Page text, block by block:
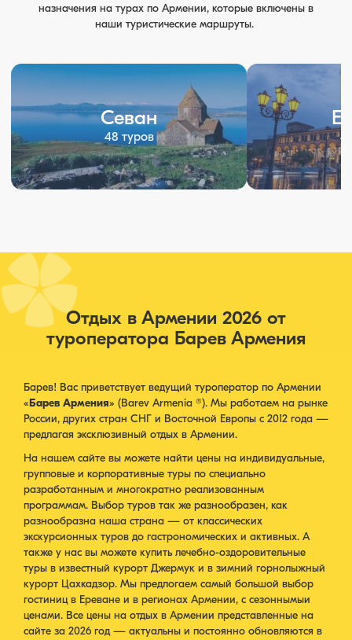
назначения на турах по Армении, которые включены в
наши туристические маршруты.
Севан
48 туров
Отдых в Армении 2026 от
туроператора Барев Армения
Барев! Вас приветствует ведущий туроператор по Армении
«Барев Армения» (Barev Armenia ®). Мы работаем на рынке
России, других стран СНГ и Восточной Европы с 2012 года —
предлагая эксклюзивный отдых в Армении.
На нашем сайте вы можете найти цены на индивидуальные,
групповые и корпоративные туры по специально
разработанным и многократно реализованным
программам. Выбор туров так же разнообразен, как
разнообразна наша страна — от классических
экскурсионных туров до гастрономических и активных. А
также у нас вы можете купить лечебно-оздоровительные
туры в известный курорт Джермук и в зимний горнолыжный
курорт Цахкадзор. Мы предлогаем самый большой выбор
гостиниц в Ереване и в регионах Армении, с сезоннымыи
ценами. Все цены на отдых в Армении представленные на
сайте за 2026 год — актуальны и постоянно обновляются в